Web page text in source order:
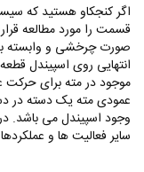
اگر کنجکاو هستید که
قسمت را مورد مطالعه
صورت چرخشی و وابسته
انتهایی روی اسپیندل
موجود در مته برای
عمودی مته یک دسته در
وجود اسپیندل می باشد.
سایر فعالیت ها و